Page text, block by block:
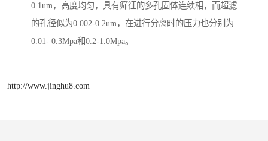
0.1um，高度均匀，具有筛征的多孔固体连续相，而超滤
的孔径似为0.002-0.2um，在进行分离时的压力也分别为
0.01- 0.3Mpa和0.2-1.0Mpa。
http://www.jinghu8.com